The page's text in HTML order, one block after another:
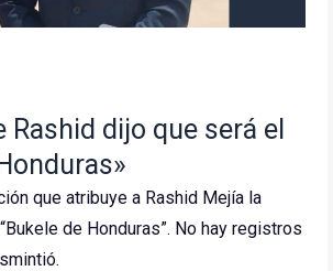
Rashid dijo que será el
que atribuye a Rashid Mejía la
de Honduras”. No hay registros